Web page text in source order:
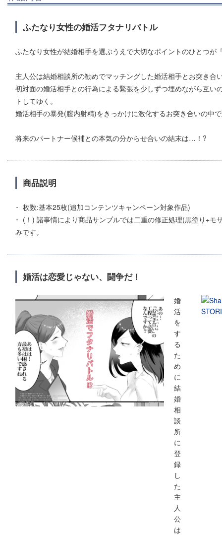
ふたなり女性の婚活フタナリバトル
ふたなり女性が結婚相手を選ぶうえで大切なポイントのひとつが
主人公は結婚相談所の勧めでマッチングした婚活相手とお突き
初対面の婚活相手との行為による緊張を少しずつ埋めながら互い
トしてゆく。
婚活相手の暴発(膣内射精)をきっかけに激化するお突き合いの中
将来のパートナー候補との本気の分からせ合いの結末は…！?
商品説明
枚数:基本25枚(追加コンテンツキャンペーン対象作品)
(！) 諸事情により商品サンプルでは二重の修正処理(黒塗り+
みです。
婚活は恋愛じゃない、闘争だ！
婚
活
を
す
る
た
め
に
結
婚
相
談
所
に
登
録
し
た
主
人
公
は